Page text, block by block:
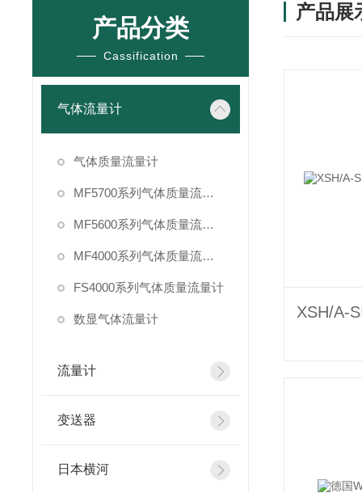
产品分类
Cassification
气体流量计
气体质量流量计
MF5700系列气体质量流量计
MF5600系列气体质量流量计
MF4000系列气体质量流量计
FS4000系列气体质量流量计
数显气体流量计
流量计
变送器
日本横河
产品展